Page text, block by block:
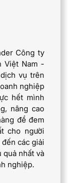
Công ty
Việt Nam -
vụ trên
nghiệp
hết mình
nâng cao
để đem
cho người
các giải
quả nhất và
nghiệp.